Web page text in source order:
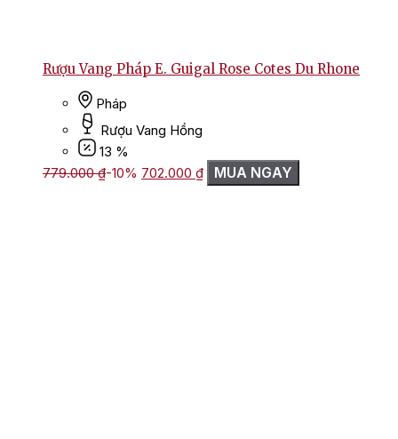
Rượu Vang Pháp E. Guigal Rose Cotes Du Rhone
Pháp
Rượu Vang Hồng
13 %
779.000₫-10% Giá
gốc
702.000 ₫Giá
hiện
MUA NGAY